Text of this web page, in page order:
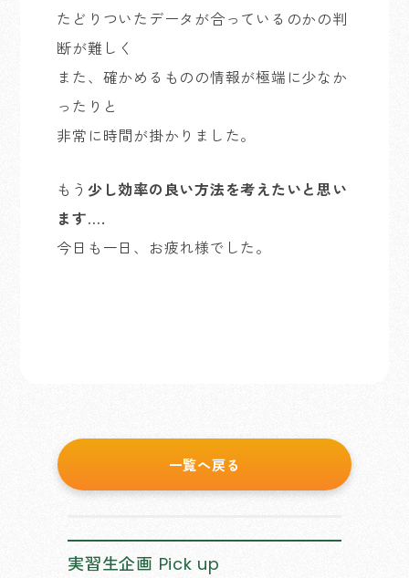
たどりついたデータが合っているのかの判
断が難しく
また、確かめるものの情報が極端に少なか
ったりと
非常に時間が掛かりました。
もう 少し効率の良い方法を考えたいと思い
ます….
今日も一日、お疲れ様でした。
一覧へ戻る
実習生企画 Pick up